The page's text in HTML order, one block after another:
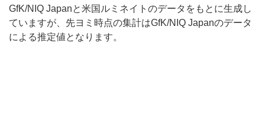
GfK/NIQ Japanと米国ルミネイトのデータをもとに生成し
ていますが、先ヨミ時点の集計はGfK/NIQ Japanのデータ
による推定値となります。